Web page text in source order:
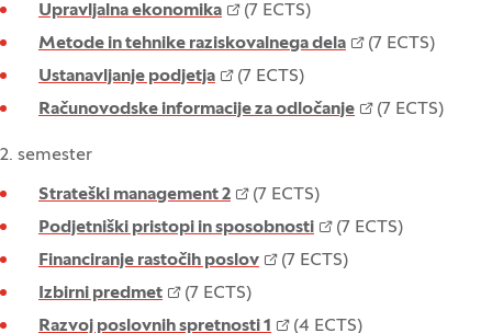
Upravljalna ekonomika
(7 ECTS)
Metode in tehnike raziskovalnega dela
(7 ECTS)
Ustanavljanje podjetja
(7 ECTS)
Računovodske informacije za odločanje
(7 ECTS)
2. semester
Strateški management 2
(7 ECTS)
Podjetniški pristopi in sposobnosti
(7 ECTS)
Financiranje rastočih poslov
(7 ECTS)
Izbirni predmet
(7 ECTS)
Razvoj poslovnih spretnosti 1
(4 ECTS)